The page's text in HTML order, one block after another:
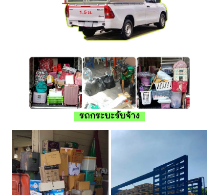
รถกระบะรับจ้าง